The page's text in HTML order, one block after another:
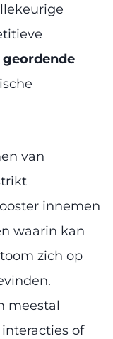
geordende
van
innemen
waarin kan
zich op
meestal
of